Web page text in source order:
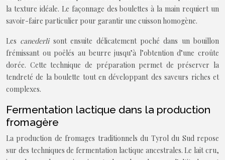
la texture idéale. Le façonnage des boulettes à la main requiert un
savoir-faire particulier pour garantir une cuisson homogène.
Les canederli sont ensuite délicatement poché dans un bouillon
frémissant ou poêlés au beurre jusqu’à l’obtention d’une croûte
dorée. Cette technique de préparation permet de préserver la
tendreté de la boulette tout en développant des saveurs riches et
complexes.
Fermentation lactique dans la production
fromagère
La production de fromages traditionnels du Tyrol du Sud repose
sur des techniques de fermentation lactique ancestrales. Le lait cru,